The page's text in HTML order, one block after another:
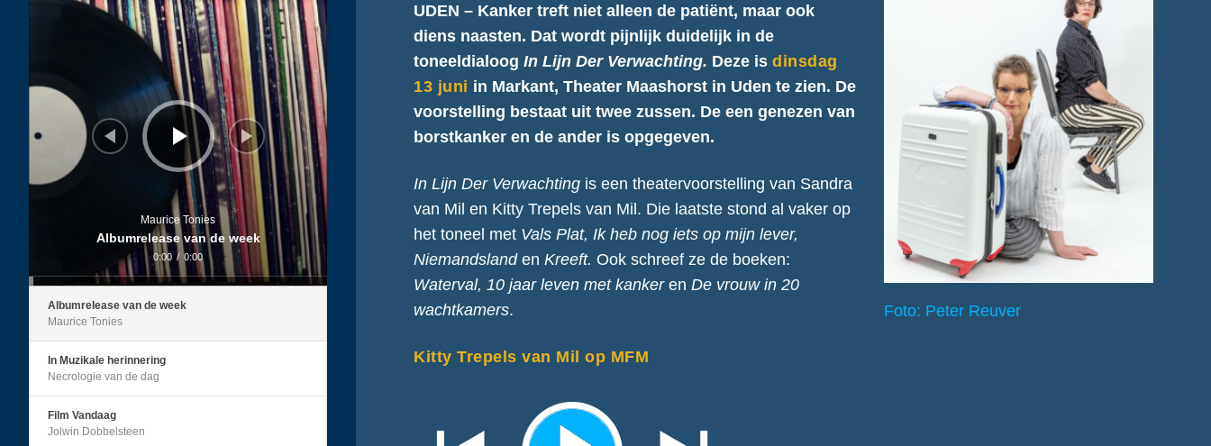
Maurice Tonies
Albumrelease van de week
0:00 / 0:00
Albumrelease van de week
Maurice Tonies
In Muzikale herinnering
Necrologie van de dag
Film Vandaag
Jolwin Dobbelsteen
Foto: Peter Reuver
UDEN – Kanker treft niet alleen de patiënt, maar ook
diens naasten. Dat wordt pijnlijk duidelijk in de
toneeldialoogIn Lijn Der Verwachting. Deze isdinsdag
13 juni in Markant, Theater Maashorst in Uden te zien. De
voorstelling bestaat uit twee zussen. De een genezen van
borstkanker en de ander is opgegeven.
In Lijn Der Verwachting is een theatervoorstelling van Sandra
van Mil en Kitty Trepels van Mil. Die laatste stond al vaker op
het toneel met Vals Plat, Ik heb nog iets op mijn lever,
NiemandslandenKreeft. Ook schreef ze de boeken:
Waterval, 10 jaar leven met kankerenDe vrouw in 20
wachtkamers.
Kitty Trepels van Mil op MFM